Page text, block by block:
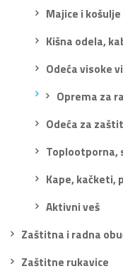
Majice i košulje
Kišna odela,
Odeća visoke
Oprema za
Odeća za
Kape, kačketi,
Aktivni veš
Zaštitna i radna
Zaštitne rukavice